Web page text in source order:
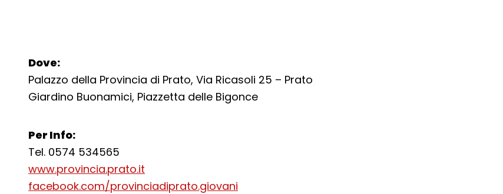
Dove:
Palazzo della Provincia di Prato, Via Ricasoli 25 – Prato
Giardino Buonamici, Piazzetta delle Bigonce
Per Info:
Tel. 0574 534565
www.provincia.prato.it
facebook.com/provinciadiprato.giovani